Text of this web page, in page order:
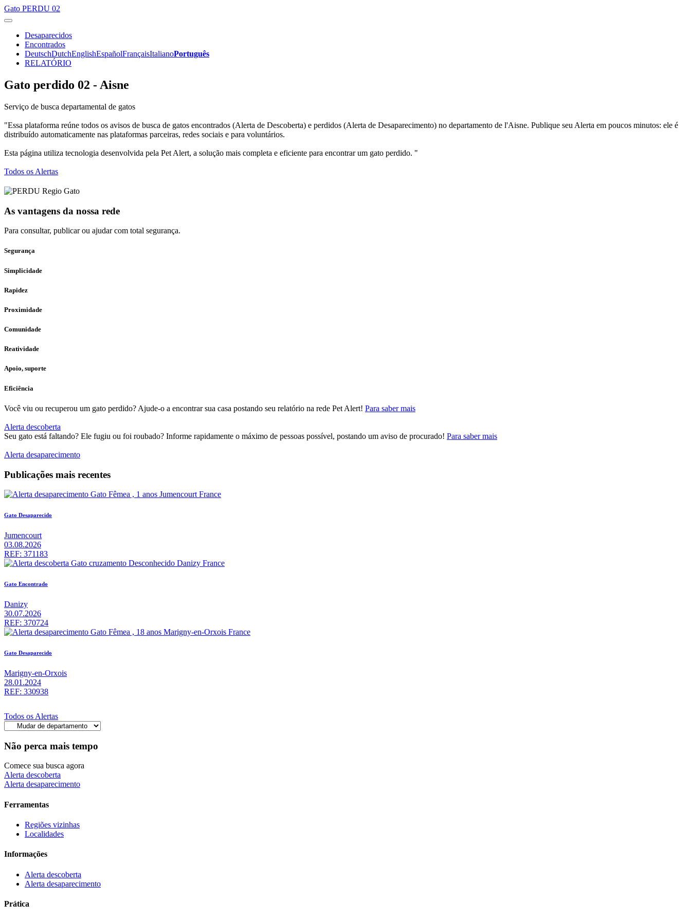
Gato PERDU 02
Desaparecidos
Encontrados
DeutschDutchEnglishEspañolFrançaisItalianoPortuguês
RELATÓRIO
Gato perdido 02 - Aisne
Serviço de busca departamental de gatos
"Essa plataforma reúne todos os avisos de busca de gatos encontrados (Alerta de Descoberta) e perdidos (Alerta de Desaparecimento) no departamento de l'Aisne. Publique seu Alerta em poucos minutos: ele é
distribuído automaticamente nas plataformas parceiras, redes sociais e para voluntários.
Esta página utiliza tecnologia desenvolvida pela Pet Alert, a solução mais completa e eficiente para encontrar um gato perdido. "
Todos os Alertas
As vantagens da nossa rede
Para consultar, publicar ou ajudar com total segurança.
Segurança
Simplicidade
Rapidez
Proximidade
Comunidade
Reatividade
Apoio, suporte
Eficiência
Você viu ou recuperou um gato perdido? Ajude-o a encontrar sua casa postando seu relatório na rede Pet Alert! Para saber mais
Alerta descoberta
Seu gato está faltando? Ele fugiu ou foi roubado? Informe rapidamente o máximo de pessoas possível, postando um aviso de procurado! Para saber mais
Alerta desaparecimento
Publicações mais recentes
Gato Desaparecido
Jumencourt
03.08.2026
REF: 371183
Gato Encontrado
Danizy
30.07.2026
REF: 370724
Gato Desaparecido
Marigny-en-Orxois
28.01.2024
REF: 330938
Todos os Alertas
Não perca mais tempo
Comece sua busca agora
Alerta descoberta
Alerta desaparecimento
Ferramentas
Regiões vizinhas
Localidades
Informações
Alerta descoberta
Alerta desaparecimento
Prática